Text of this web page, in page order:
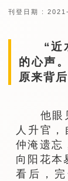
刊登日期 :
“近水
的心声
原来背
他眼见
人升官
仲淹遗忘
向阳花本
看后，